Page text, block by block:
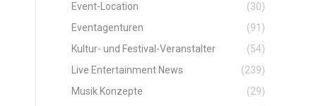
Event-Location
(30)
Eventagenturen
(91)
Kultur- und Festival-Veranstalter
(54)
Live Entertainment News
(239)
Musik Konzepte
(29)